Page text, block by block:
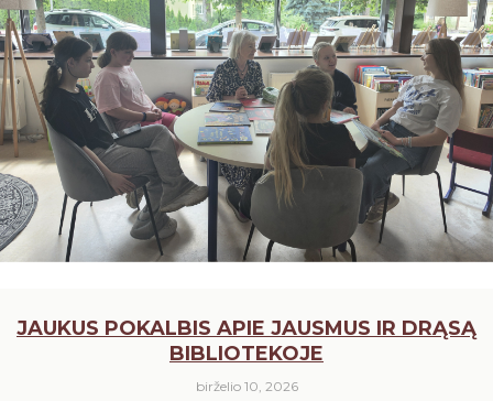
JAUKUS POKALBIS APIE JAUSMUS IR DRĄSĄ
BIBLIOTEKOJE
birželio 10, 2026